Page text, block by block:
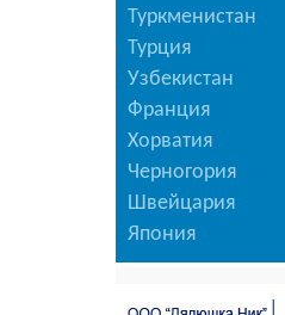
Туркменистан
Турция
Узбекистан
Франция
Хорватия
Черногория
Швейцария
Япония